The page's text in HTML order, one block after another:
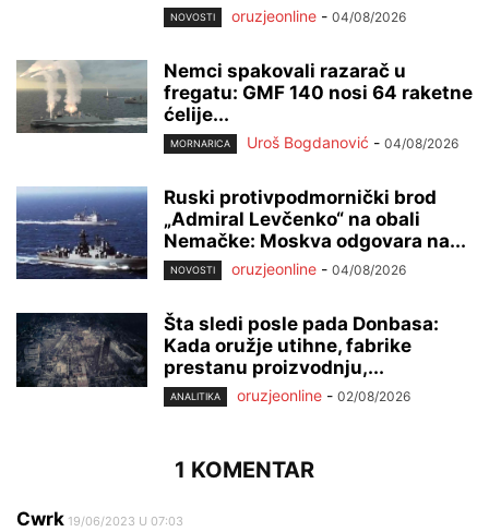
NOVOSTI oruzjeonline - 04/08/2026
Nemci spakovali razarač u
fregatu: GMF 140 nosi 64 raketne
ćelije...
MORNARICA Uroš Bogdanović - 04/08/2026
Ruski protivpodmornički brod
„Admiral Levčenko“ na obali
Nemačke: Moskva odgovara na...
NOVOSTI oruzjeonline - 04/08/2026
Šta sledi posle pada Donbasa:
Kada oružje utihne, fabrike
prestanu proizvodnju,...
ANALITIKA oruzjeonline - 02/08/2026
1 KOMENTAR
Cwrk 19/06/2023 U 07:03